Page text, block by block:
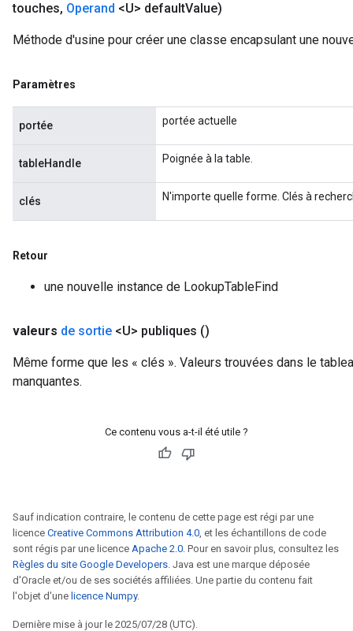
touches, Operand <U> defaultValue)
Méthode d'usine pour créer une classe encapsulant une
Paramètres
portée portée actuelle
tableHandle Poignée à la table.
clés N'importe quelle forme. Clés à
Retour
une nouvelle instance de LookupTableFind
valeurs de sortie <U> publiques ()
Même forme que les « clés ». Valeurs trouvées dans le
manquantes.
Ce contenu vous a-t-il été utile ?
Sauf indication contraire, le contenu de cette page est régi par une
licence Creative Commons Attribution 4.0, et les échantillons de code
sont régis par une licence Apache 2.0. Pour en savoir plus, consultez les
Règles du site Google Developers. Java est une marque déposée
d'Oracle et/ou de ses sociétés affiliées. Une partie du contenu fait
l'objet d'une licence Numpy.
Dernière mise à jour le 2025/07/28 (UTC).